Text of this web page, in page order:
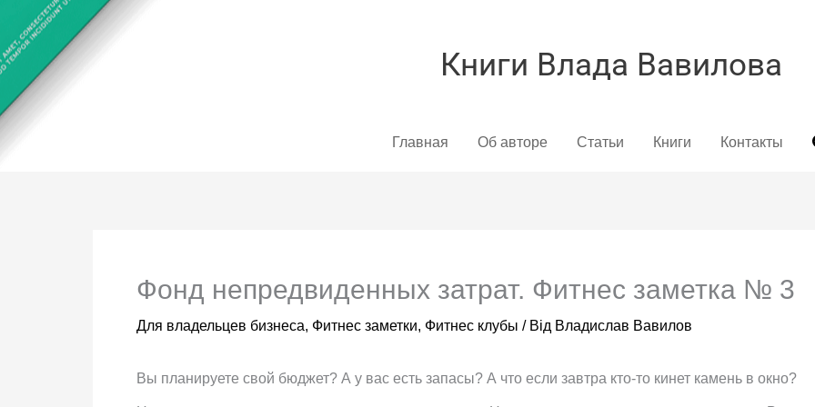
Перейти
до
вмісту
Книги Влада Вавилова
Главная Об авторе Статьи Книги Контакты
Фонд непредвиденных затрат. Фитнес заметка № 3
Для владельцев бизнеса, Фитнес заметки, Фитнес клубы / Від Владислав Вавилов
Вы планируете свой бюджет? А у вас есть запасы? А что если завтра кто-то кинет камень в окно?